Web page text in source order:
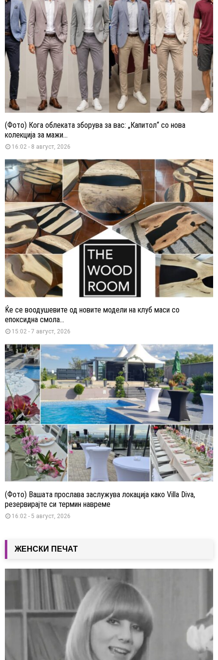
(Фото) Кога облеката зборува за вас: „Капитол“ со нова
колекција за мажи...
16:02 - 8 август, 2026
Ќе се воодушевите од новите модели на клуб маси со
епоксидна смола...
15:02 - 7 август, 2026
(Фото) Вашата прослава заслужува локација како Villa Diva,
резервирајте си термин навреме
16:02 - 5 август, 2026
ЖЕНСКИ ПЕЧАТ